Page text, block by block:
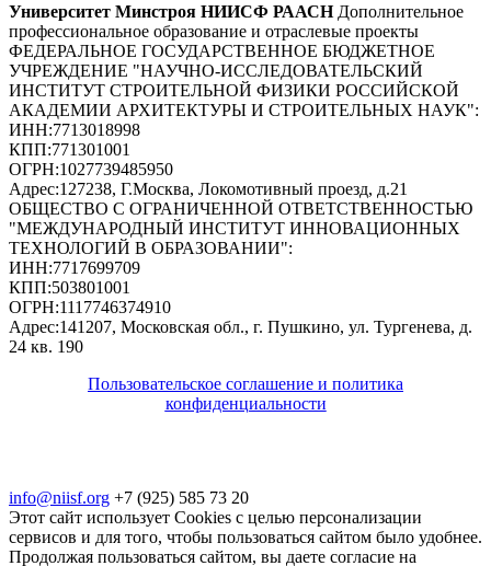
Университет Минстроя НИИСФ РААСН Дополнительное
профессиональное образование и отраслевые проекты
ФЕДЕРАЛЬНОЕ ГОСУДАРСТВЕННОЕ БЮДЖЕТНОЕ
УЧРЕЖДЕНИЕ "НАУЧНО-ИССЛЕДОВАТЕЛЬСКИЙ
ИНСТИТУТ СТРОИТЕЛЬНОЙ ФИЗИКИ РОССИЙСКОЙ
АКАДЕМИИ АРХИТЕКТУРЫ И СТРОИТЕЛЬНЫХ НАУК":
ИНН:7713018998
КПП:771301001
ОГРН:1027739485950
Адрес:127238, Г.Москва, Локомотивный проезд, д.21
ОБЩЕСТВО С ОГРАНИЧЕННОЙ ОТВЕТСТВЕННОСТЬЮ
"МЕЖДУНАРОДНЫЙ ИНСТИТУТ ИННОВАЦИОННЫХ
ТЕХНОЛОГИЙ В ОБРАЗОВАНИИ":
ИНН:7717699709
КПП:503801001
ОГРН:1117746374910
Адрес:141207, Московская обл., г. Пушкино, ул. Тургенева, д.
24 кв. 190
Пользовательское соглашение и политика
конфиденциальности
info@niisf.org +7 (925) 585 73 20
Этот сайт использует Cookies с целью персонализации
сервисов и для того, чтобы пользоваться сайтом было удобнее.
Продолжая пользоваться сайтом, вы даете согласие на